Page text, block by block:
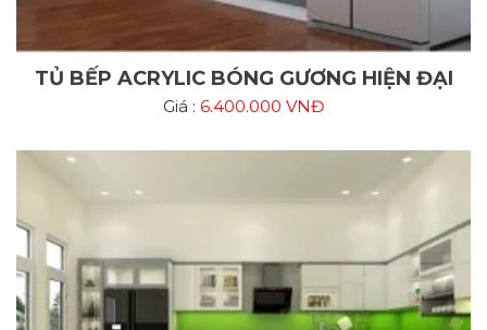
TỦ BẾP ACRYLIC BÓNG GƯƠNG HIỆN ĐẠI
Giá : 6.400.000 VNĐ